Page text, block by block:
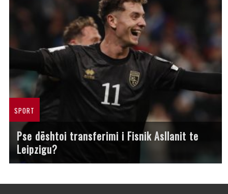
SPORT
Pse dështoi transferimi i Fisnik Asllanit te
Leipzigu?